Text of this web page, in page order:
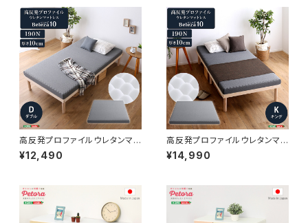
高反発プロファイルウレタンマッ
トレス【Beleza10-ベレーザ・テ
ン-】(ダブル) ORM-10D
¥12,490
高反発プロファイルウレタンマッ
トレス【Beleza10-ベレーザ・テ
ン-】(キング) ORM-10K
¥14,990